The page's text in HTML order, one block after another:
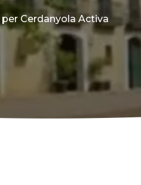
per Cerdanyola Activa